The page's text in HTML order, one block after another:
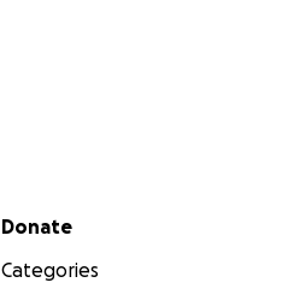
Secondary menu
Donate
Categories